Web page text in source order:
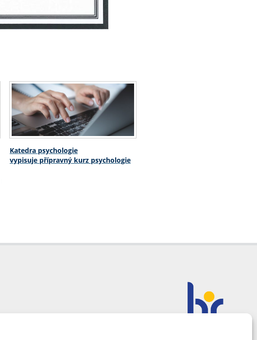
Katedra psychologie
vypisuje přípravný kurz psychologie